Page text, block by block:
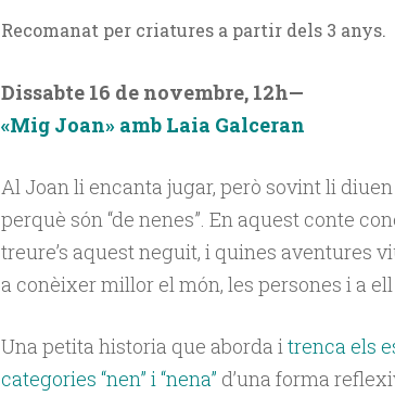
Recomanat per criatures a partir dels 3 anys.
Dissabte 16 de novembre, 12h—
«Mig Joan» amb Laia Galceran
Al Joan li encanta jugar, però sovint li
perquè són “de nenes”. En aquest conte
treure’s aquest neguit, i quines aventures
a conèixer millor el món, les persones i a
Una petita historia que aborda itrenca els
categories “nen” i “nena” d’una forma